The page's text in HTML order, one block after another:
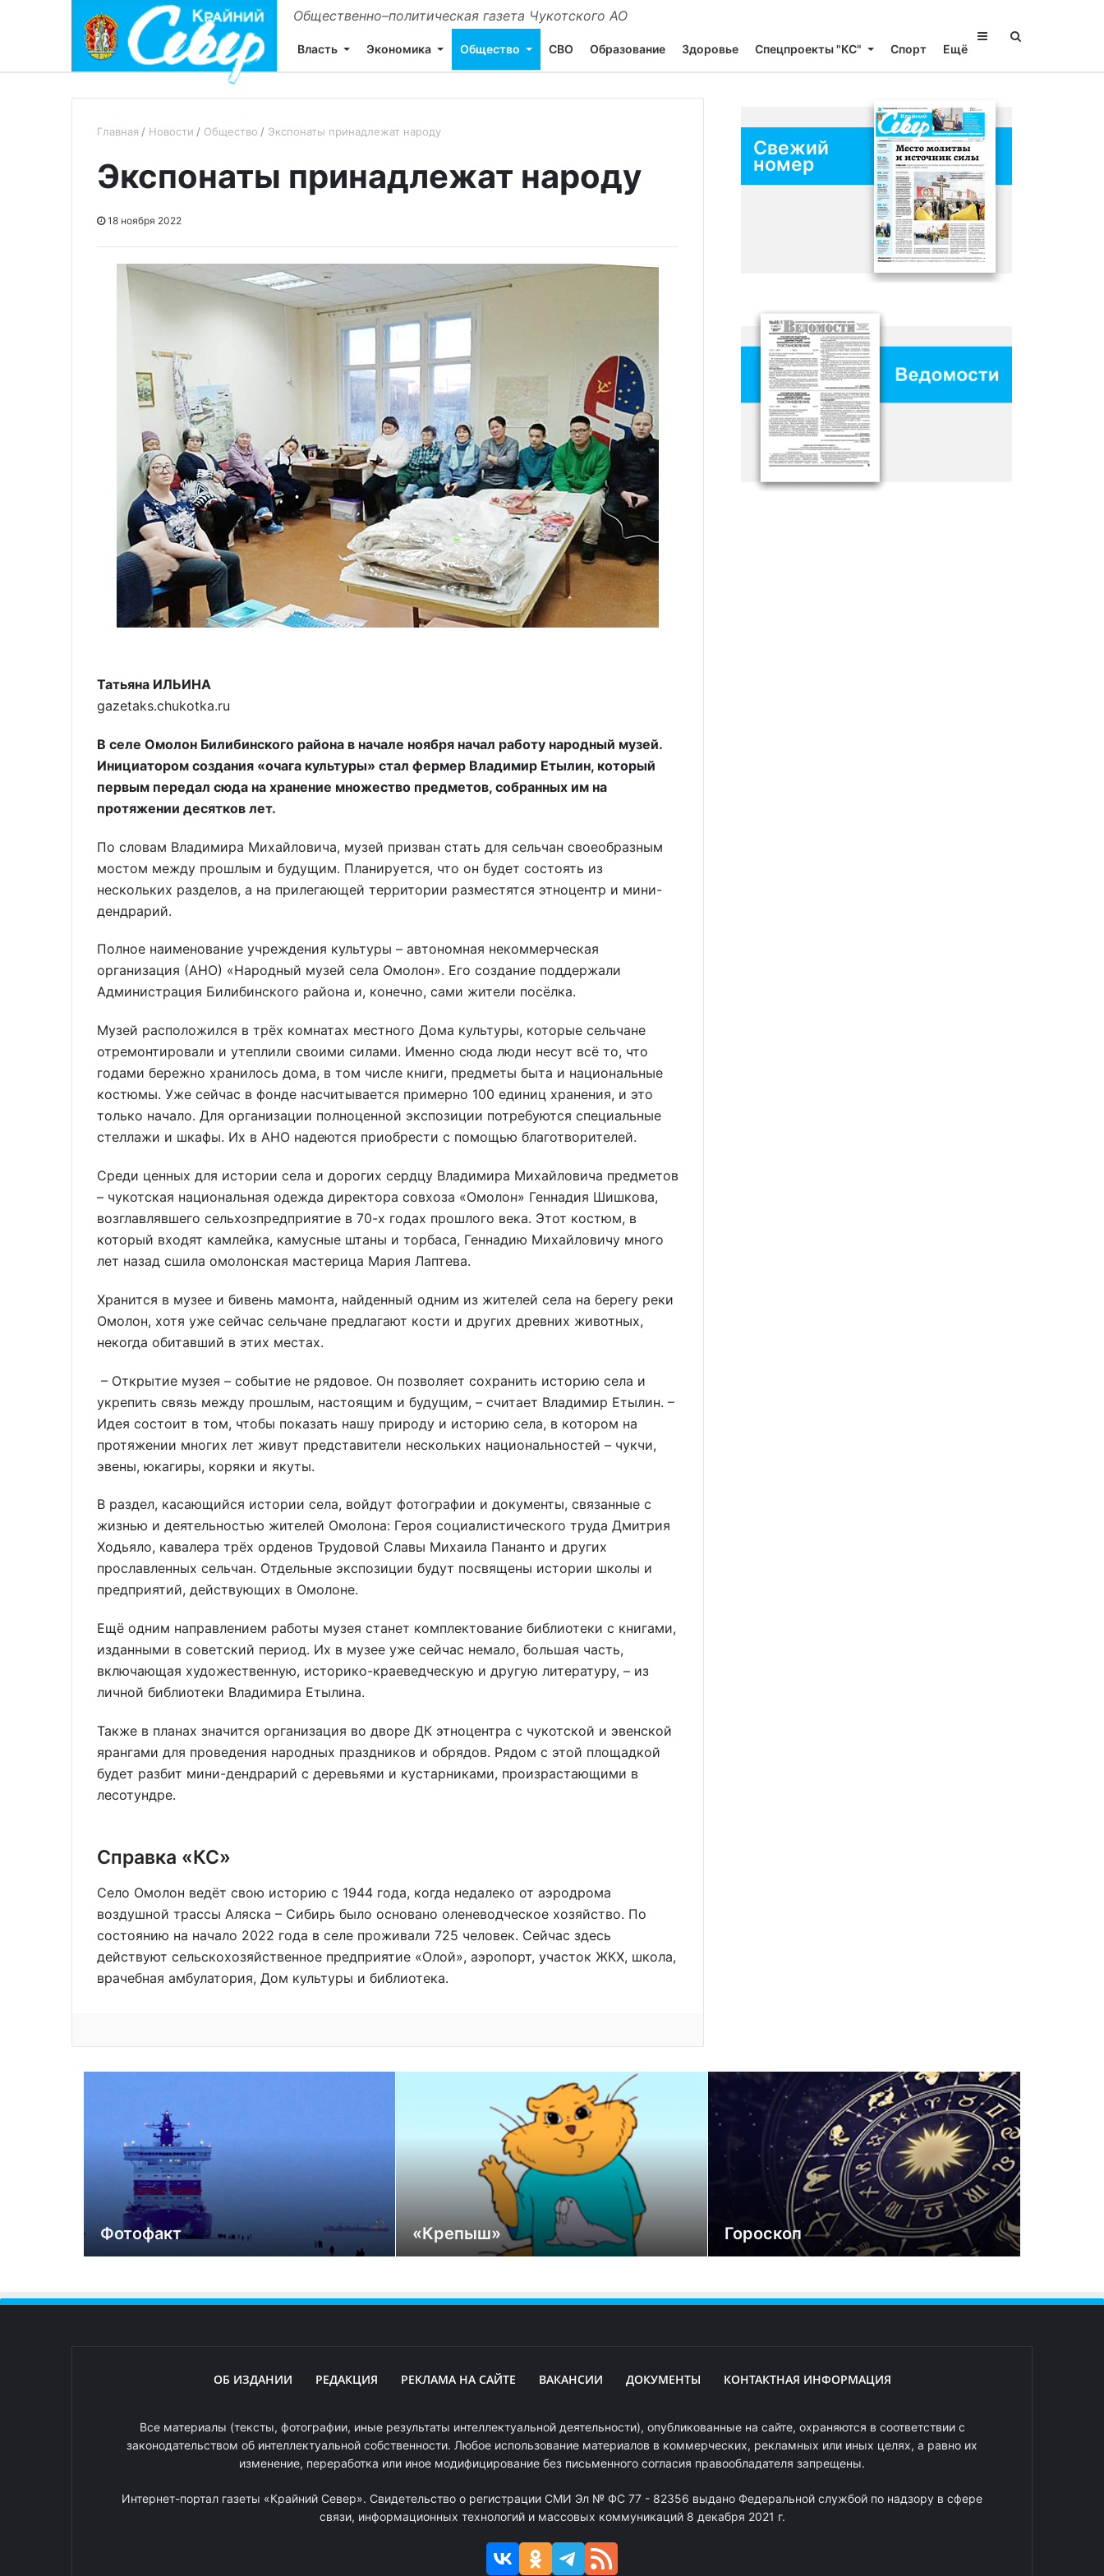
Общественно–политическая газета Чукотского АО
Власть Экономика Общество СВО Образование Здоровье Спецпроекты "КС" Спорт Ещё
Главная Новости Общество Экспонаты принадлежат народу
Экспонаты принадлежат народу
18 ноября 2022
Татьяна ИЛЬИНА
gazetaks.chukotka.ru
В селе Омолон Билибинского района в начале ноября начал работу народный музей.
Инициатором создания «очага культуры» стал фермер Владимир Етылин, который
первым передал сюда на хранение множество предметов, собранных им на
протяжении десятков лет.
По словам Владимира Михайловича, музей призван стать для сельчан своеобразным
мостом между прошлым и будущим. Планируется, что он будет состоять из
нескольких разделов, а на прилегающей территории разместятся этноцентр и мини-
дендрарий.
Полное наименование учреждения культуры – автономная некоммерческая
организация (АНО) «Народный музей села Омолон». Его создание поддержали
Администрация Билибинского района и, конечно, сами жители посёлка.
Музей расположился в трёх комнатах местного Дома культуры, которые сельчане
отремонтировали и утеплили своими силами. Именно сюда люди несут всё то, что
годами бережно хранилось дома, в том числе книги, предметы быта и национальные
костюмы. Уже сейчас в фонде насчитывается примерно 100 единиц хранения, и это
только начало. Для организации полноценной экспозиции потребуются специальные
стеллажи и шкафы. Их в АНО надеются приобрести с помощью благотворителей.
Среди ценных для истории села и дорогих сердцу Владимира Михайловича предметов
– чукотская национальная одежда директора совхоза «Омолон» Геннадия Шишкова,
возглавлявшего сельхозпредприятие в 70-х годах прошлого века. Этот костюм, в
который входят камлейка, камусные штаны и торбаса, Геннадию Михайловичу много
лет назад сшила омолонская мастерица Мария Лаптева.
Хранится в музее и бивень мамонта, найденный одним из жителей села на берегу реки
Омолон, хотя уже сейчас сельчане предлагают кости и других древних животных,
некогда обитавший в этих местах.
– Открытие музея – событие не рядовое. Он позволяет сохранить историю села и
укрепить связь между прошлым, настоящим и будущим, – считает Владимир Етылин. –
Идея состоит в том, чтобы показать нашу природу и историю села, в котором на
протяжении многих лет живут представители нескольких национальностей – чукчи,
эвены, юкагиры, коряки и якуты.
В раздел, касающийся истории села, войдут фотографии и документы, связанные с
жизнью и деятельностью жителей Омолона: Героя социалистического труда Дмитрия
Ходьяло, кавалера трёх орденов Трудовой Славы Михаила Пананто и других
прославленных сельчан. Отдельные экспозиции будут посвящены истории школы и
предприятий, действующих в Омолоне.
Ещё одним направлением работы музея станет комплектование библиотеки с книгами,
изданными в советский период. Их в музее уже сейчас немало, большая часть,
включающая художественную, историко-краеведческую и другую литературу, – из
личной библиотеки Владимира Етылина.
Также в планах значится организация во дворе ДК этноцентра с чукотской и эвенской
ярангами для проведения народных праздников и обрядов. Рядом с этой площадкой
будет разбит мини-дендрарий с деревьями и кустарниками, произрастающими в
лесотундре.
Справка «КС»
Село Омолон ведёт свою историю с 1944 года, когда недалеко от аэродрома
воздушной трассы Аляска – Сибирь было основано оленеводческое хозяйство. По
состоянию на начало 2022 года в селе проживали 725 человек. Сейчас здесь
действуют сельскохозяйственное предприятие «Олой», аэропорт, участок ЖКХ, школа,
врачебная амбулатория, Дом культуры и библиотека.
Свежий
номер
Фотофакт «Крепыш» Гороскоп
ОБ ИЗДАНИИ РЕДАКЦИЯ РЕКЛАМА НА САЙТЕ ВАКАНСИИ ДОКУМЕНТЫ КОНТАКТНАЯ ИНФОРМАЦИЯ
Все материалы (тексты, фотографии, иные результаты интеллектуальной деятельности), опубликованные на сайте, охраняются в соответствии с
законодательством об интеллектуальной собственности. Любое использование материалов в коммерческих, рекламных или иных целях, а равно их
изменение, переработка или иное модифицирование без письменного согласия правообладателя запрещены.
Интернет-портал газеты «Крайний Север». Свидетельство о регистрации СМИ Эл № ФС 77 - 82356 выдано Федеральной службой по надзору в сфере
связи, информационных технологий и массовых коммуникаций 8 декабря 2021 г.